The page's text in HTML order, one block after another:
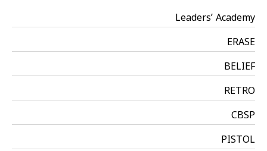
Leaders’ Academy
ERASE
BELIEF
RETRO
CBSP
PISTOL